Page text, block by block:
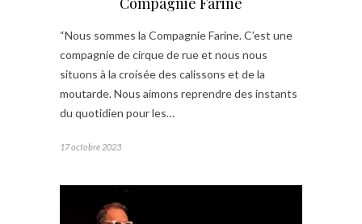
“Nous sommes la Compagnie Farine. C’est une
compagnie de cirque de rue et nous nous
situons à la croisée des calissons et de la
moutarde. Nous aimons reprendre des instants
du quotidien pour les…
17 octobre 2023